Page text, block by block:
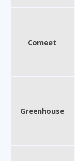
Comeet
Greenhouse